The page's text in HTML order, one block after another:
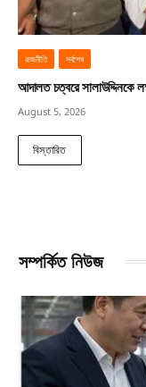
রাজনীতি সর্বশেষ
আদালত চত্বরে সালাউদ্দিনকে
August 5, 2026
বিস্তারিত
সম্পর্কিত নিউজ